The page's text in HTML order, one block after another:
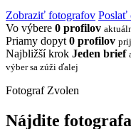
Zobraziť fotografov Poslať
Vo výbere 0 profilov
Priamy dopyt 0 profilov
Najbližší krok Jeden brief
výber sa zúži ďalej
Fotograf Zvolen
Nájdite